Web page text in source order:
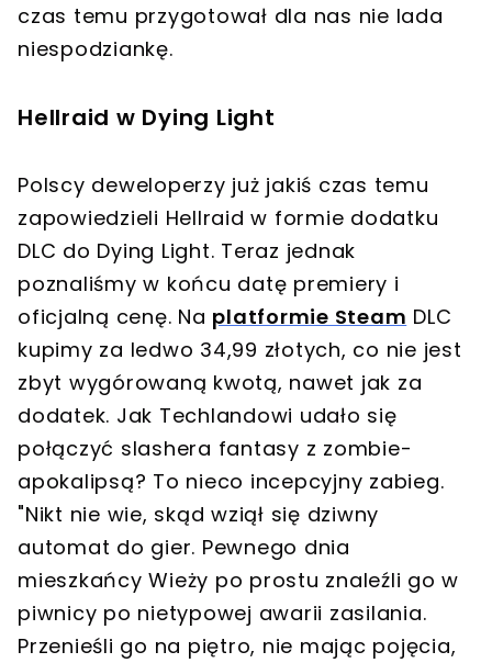
czas temu przygotował dla nas nie lada
niespodziankę.
Hellraid w Dying Light
Polscy deweloperzy już jakiś czas temu
zapowiedzieli Hellraid w formie dodatku
DLC do Dying Light. Teraz jednak
poznaliśmy w końcu datę premiery i
oficjalną cenę. Na platformie Steam DLC
kupimy za ledwo 34,99 złotych, co nie jest
zbyt wygórowaną kwotą, nawet jak za
dodatek. Jak Techlandowi udało się
połączyć slashera fantasy z zombie-
apokalipsą? To nieco incepcyjny zabieg.
"Nikt nie wie, skąd wziął się dziwny
automat do gier. Pewnego dnia
mieszkańcy Wieży po prostu znaleźli go w
piwnicy po nietypowej awarii zasilania.
Przenieśli go na piętro, nie mając pojęcia,